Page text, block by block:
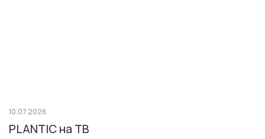
10.07.2026
PLANTIC на ТВ